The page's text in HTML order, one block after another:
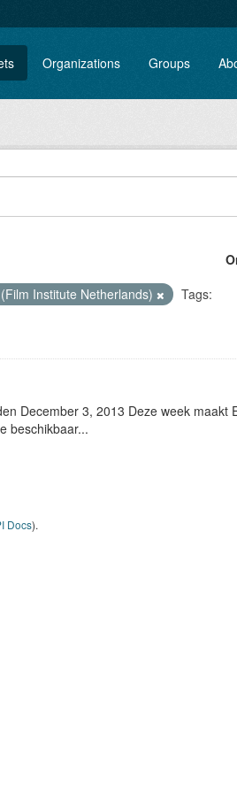
Organizations Groups
Institute Netherlands)
Tags:
December 3, 2013 Deze week maakt
beschikbaar...
Docs).